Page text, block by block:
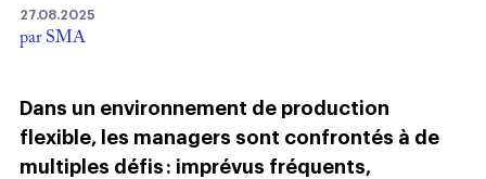
27.08.2025
par SMA
Dans un environnement de production
flexible, les managers sont confrontés à de
multiples défis : imprévus fréquents,